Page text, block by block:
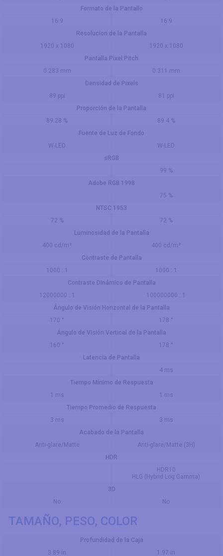
Formato de la Pantallo
16:9
16:9
Resolucion de la Pantalla
1920 x 1080
1920 x 1080
Pantalla Pixel Pitch
0.283 mm
0.311 mm
Densidad de Pixels
89 ppi
81 ppi
Proporción de la Pantalla
89.28 %
89.4 %
Fuente de Luz de Fondo
W-LED
W-LED
sRGB
99 %
Adobe RGB 1998
75 %
NTSC 1953
72 %
72 %
Luminosidad de la Pantalla
400 cd/m²
400 cd/m²
Contraste de Pantalla
1000 : 1
1000 : 1
Contraste Dinámico de Pantalla
12000000 : 1
100000000 : 1
Ángulo de Visión Horizontal de la Pantalla
170 °
178 °
Ángulo de Visión Vertical de la Pantalla
160 °
178 °
Latencia de Pantalla
4 ms
Tiempo Mínimo de Respuesta
1 ms
1 ms
Tiempo Promedio de Respuesta
3 ms
3 ms
Acabado de la Pantalla
Anti-glare/Matte
Anti-glare/Matte (3H)
HDR
HDR10
HLG (Hybrid Log Gamma)
3D
No
No
TAMAÑO, PESO, COLOR
Profundidad de la Caja
3.89 in
1.97 in